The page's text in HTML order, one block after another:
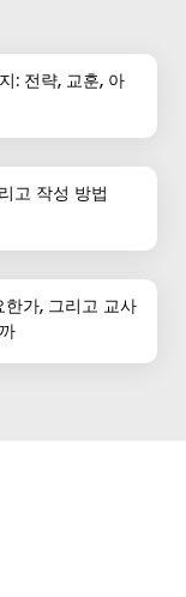
: 전략, 교훈, 아
고 작성 방법
가, 그리고 교사